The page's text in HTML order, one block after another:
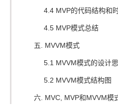
4.4 MVP的代码结构和
4.5 MVP模式总结
五. MVVM模式
5.1 MVVM模式的设计
5.2 MVVM模式结构图
六. MVC, MVP和MVVM模